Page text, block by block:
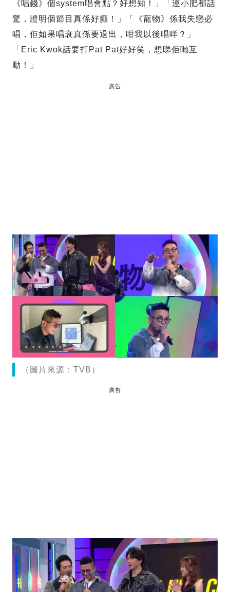
《唱錢》個system唱會點？好想知！」「連小肥都話
驚，證明個節目真係好癲！」「《寵物》係我失戀必
唱，佢如果唱衰真係要退出，咁我以後唱咩？」
「Eric Kwok話要打Pat Pat好好笑，想睇佢哋互
動！」
廣告
（圖片來源：TVB）
廣告